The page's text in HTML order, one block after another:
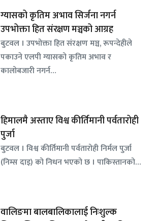
ग्यासको कृतिम अभाव सिर्जना नगर्न
उपभोक्ता हित संरक्षण मञ्चको आग्रह
बुटवल । उपभोक्ता हित संरक्षण मञ्च, रूपन्देहीले
पकाउने एलपी ग्यासको कृतिम अभाव र
कालोबजारी नगर्न…
हिमालमै अस्ताए विश्व कीर्तिमानी पर्वतारोही
पुर्जा
बुटवल । विश्व कीर्तिमानी पर्वतारोही निर्मल पुर्जा
(निम्स दाइ) को निधन भएको छ । पाकिस्तानको…
वालिङमा बालबालिकालाई निःशुल्क